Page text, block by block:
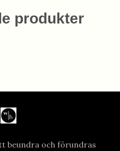
produkter
beundra och förundras